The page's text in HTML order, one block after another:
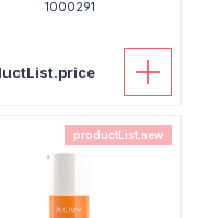
1000291
productList.new